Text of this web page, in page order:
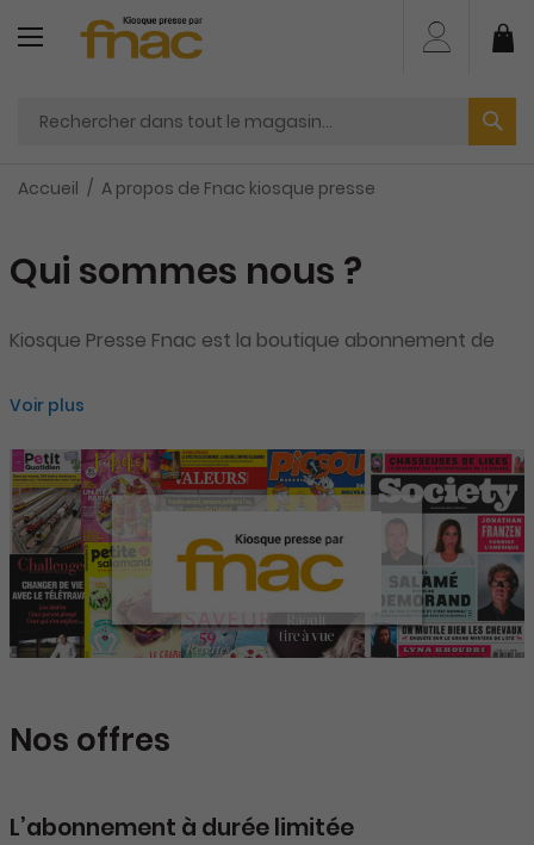
contenu
Accueil A propos de Fnac kiosque presse
Qui sommes nous ?
Kiosque Presse Fnac est la boutique abonnement de
Voir plus
Nos offres
L’abonnement à durée limitée